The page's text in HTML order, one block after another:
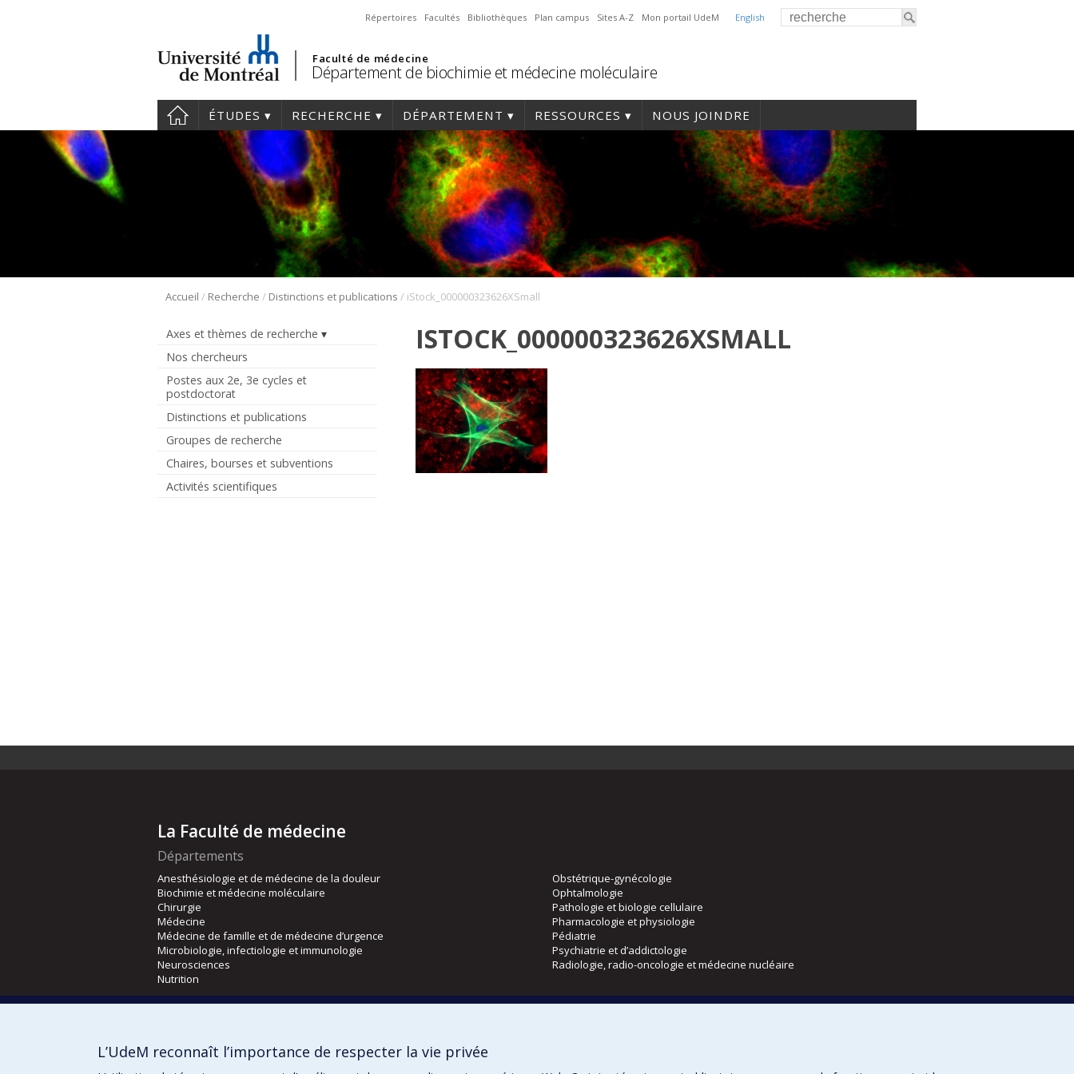
English
Répertoires Facultés Bibliothèques Plan campus Sites A-Z Mon portail UdeM
Faculté de médecine
Département de biochimie et médecine moléculaire
ÉTUDES RECHERCHE DÉPARTEMENT RESSOURCES NOUS JOINDRE
Accueil / Recherche / Distinctions et publications / iStock_000000323626XSmall
Axes et thèmes de recherche
Nos chercheurs
Postes aux 2e, 3e cycles et
postdoctorat
Distinctions et publications
Groupes de recherche
Chaires, bourses et subventions
Activités scientifiques
ISTOCK_000000323626XSMALL
La Faculté de médecine
Départements
Anesthésiologie et de médecine de la douleur
Biochimie et médecine moléculaire
Chirurgie
Médecine
Médecine de famille et de médecine d’urgence
Microbiologie, infectiologie et immunologie
Neurosciences
Nutrition
Obstétrique-gynécologie
Ophtalmologie
Pathologie et biologie cellulaire
Pharmacologie et physiologie
Pédiatrie
Psychiatrie et d’addictologie
Radiologie, radio-oncologie et médecine nucléaire
Orthophonie et audiologie
L’UdeM reconnaît l’importance de respecter la vie privée